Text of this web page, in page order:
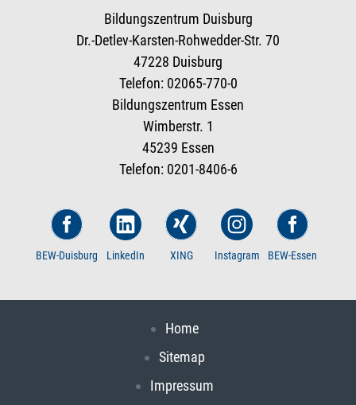
Bildungszentrum Duisburg
Dr.-Detlev-Karsten-Rohwedder-Str. 70
47228 Duisburg
Telefon: 02065-770-0
Bildungszentrum Essen
Wimberstr. 1
45239 Essen
Telefon: 0201-8406-6
BEW-Duisburg LinkedIn XING Instagram BEW-Essen
Home
Sitemap
Impressum